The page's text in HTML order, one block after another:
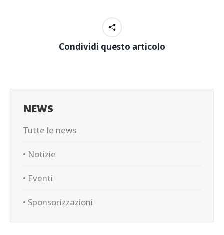
Condividi questo articolo
NEWS
Tutte le news
• Notizie
• Eventi
• Sponsorizzazioni